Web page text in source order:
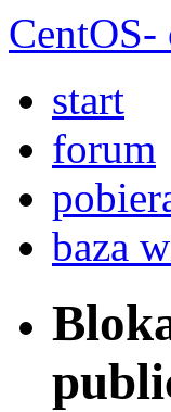
start
forum
baza